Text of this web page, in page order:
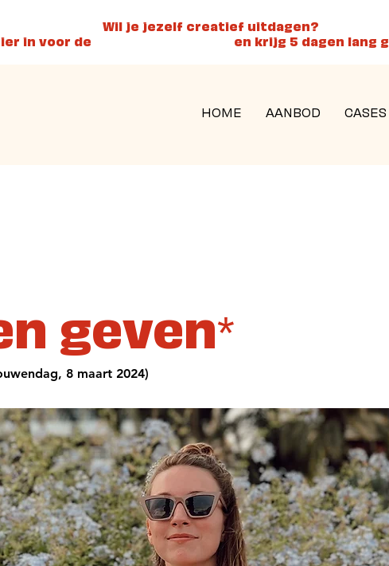
Wil je jezelf creatief uitdagen?
in voor de
en krijg 5 dagen lang
HOME AANBOD CASES
geven*
8 maart 2024)